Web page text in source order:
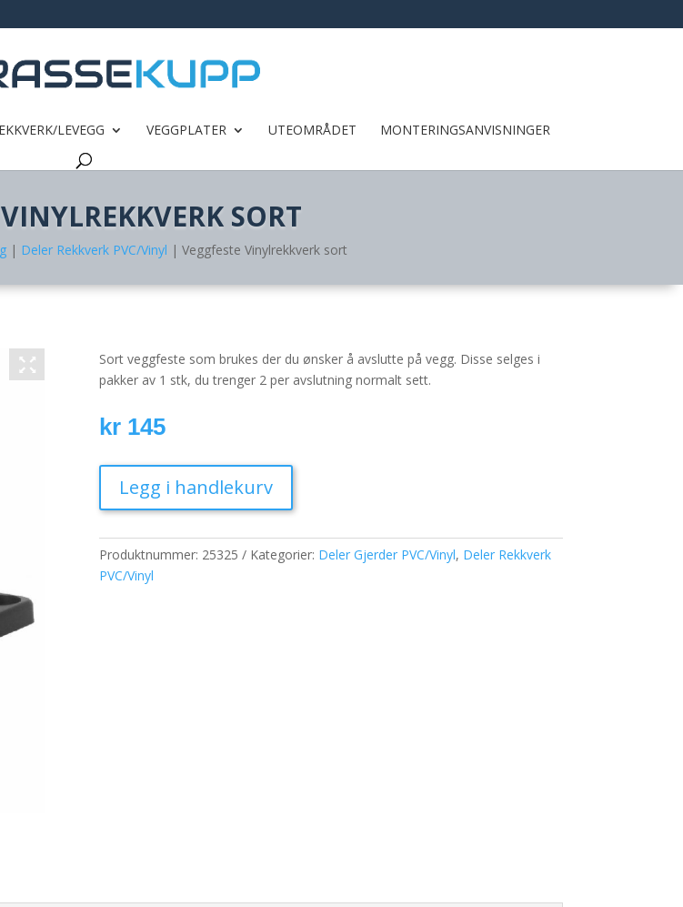
LEVEGG VEGGPLATER UTEOMRÅDET MONTERINGSANVISNINGER
SORT
| Deler Rekkverk PVC/Vinyl | Veggfeste Vinylrekkverk sort
Sort veggfeste som brukes der du ønsker å avslutte på vegg. Disse selges i
pakker av 1 stk, du trenger 2 per avslutning normalt sett.
kr145
Legg i handlekurv
Produktnummer: 25325 Kategorier: Deler Gjerder PVC/Vinyl, Deler Rekkverk
PVC/Vinyl